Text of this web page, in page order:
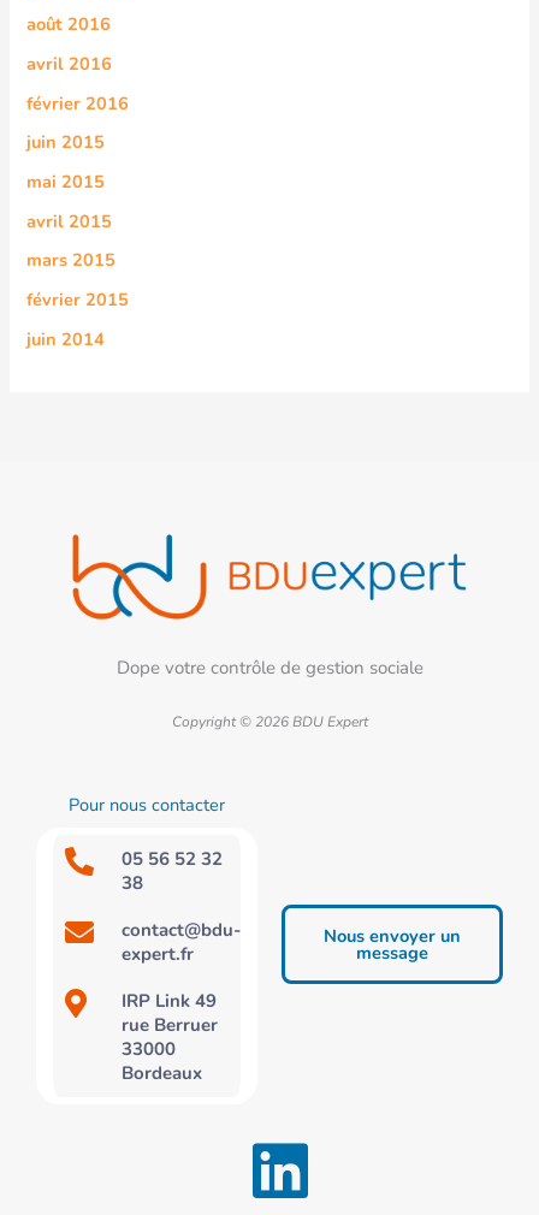
août 2016
avril 2016
février 2016
juin 2015
mai 2015
avril 2015
mars 2015
février 2015
juin 2014
Dope votre contrôle de gestion sociale
Copyright © 2026 BDU Expert
Pour nous contacter
05 56 52 32
38
contact@bdu-
expert.fr
IRP Link 49
rue Berruer
33000
Bordeaux
Nous envoyer un
message